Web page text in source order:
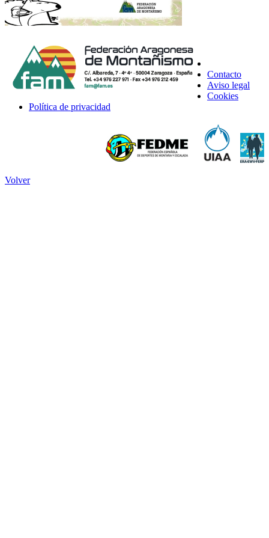
Contacto
Aviso legal
Cookies
Política de privacidad
Volver